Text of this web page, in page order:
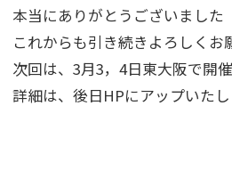
本当にありがとうございました
これからも引き続きよろしくお
次回は、3月3，4日東大阪で開
詳細は、後日HPにアップいた